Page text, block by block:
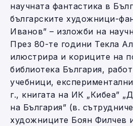
научната фантастика в
българските художници-
Иванов” – изложби на
През 80-те години Текла
илюстрира и кориците на
библиотека България,
учебници,
г., книгата на ИК „Кибеа”
на България” (в.
художниците Боян Филчев